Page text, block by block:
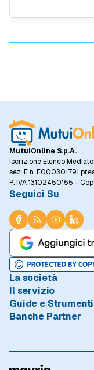
trend evidenzia
l'accesso al
di case,
prezzo al metro
registrato un
MutuiOnline S.p.A.
Iscrizione Elenco
sez. E n. E000301791
P. IVA 13102450155 -
Seguici Su
La società
Chi è MutuiOnline.it
Contatta MutuiOnline.it
Opinioni degli Utenti
Linee guida editoriali
Rassegna Stampa
Il servizio
Come Funziona
Condizioni di Utilizzo
Privacy
Informativa Cookie
Guide e Strumenti
Guide Mutui
Mutuo 100 prima casa
Calcolo Rata Mutuo
Banche Partner
BNL - BNP Paribas
BPER Banca